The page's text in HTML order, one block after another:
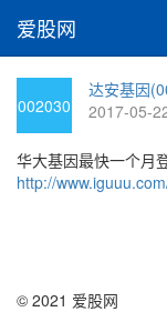
爱股网
002030
达安基因
2017-05-
华大基因最快一个月
http://
© 2021 爱股网